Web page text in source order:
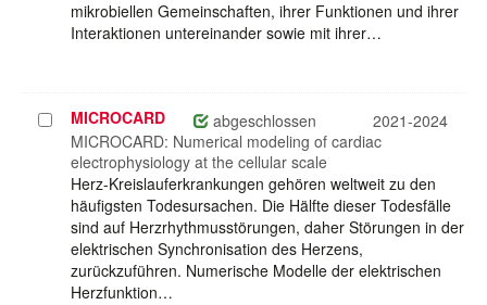
mikrobiellen Gemeinschaften, ihrer Funktionen und ihrer
Interaktionen untereinander sowie mit ihrer…
Projekt
auswählen
MICROCARD abgeschlossen
2021-2024
MICROCARD: Numerical modeling of cardiac
electrophysiology at the cellular scale
Herz-Kreislauferkrankungen gehören weltweit zu den
häufigsten Todesursachen. Die Hälfte dieser Todesfälle
sind auf Herzrhythmusstörungen, daher Störungen in der
elektrischen Synchronisation des Herzens,
zurückzuführen. Numerische Modelle der elektrischen
Herzfunktion…